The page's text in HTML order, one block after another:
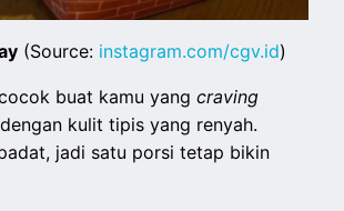
(Source: instagram.com/cgv.id)
buat kamu yangcraving
kulit tipis yang renyah.
jadi satu porsi tetap bikin